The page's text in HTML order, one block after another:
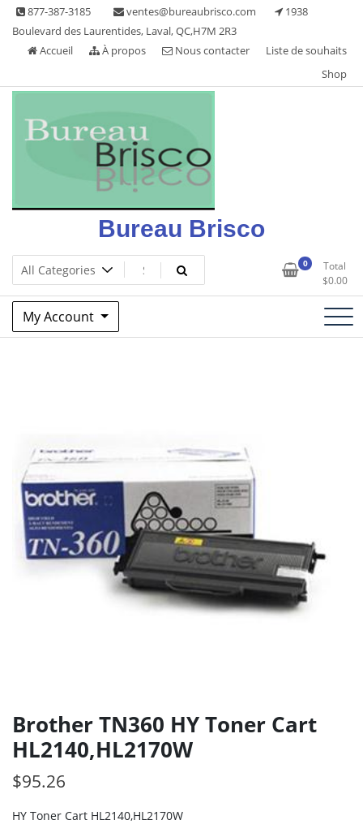
Skip 877-387-3185 ventes@bureaubrisco.com
1938
Boulevard des Laurentides, Laval, QC,H7M 2R3
Accueil
À propos Nous contacter
Liste de souhaits
Shop
Bureau Brisco
0
Total
$0.00
My Account
Brother TN360 HY Toner Cart
HL2140,HL2170W
$95.26
HY Toner Cart HL2140,HL2170W